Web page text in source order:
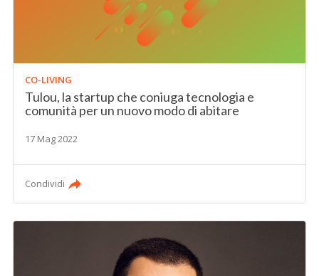
CO-LIVING
Tulou, la startup che coniuga tecnologia e
comunità per un nuovo modo di abitare
17 Mag 2022
Condividi